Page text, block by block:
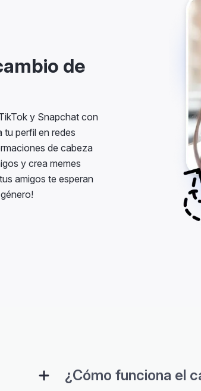
de
tu perfil en redes
de cabeza
y crea memes
amigos te esperan
¿Cómo funciona el